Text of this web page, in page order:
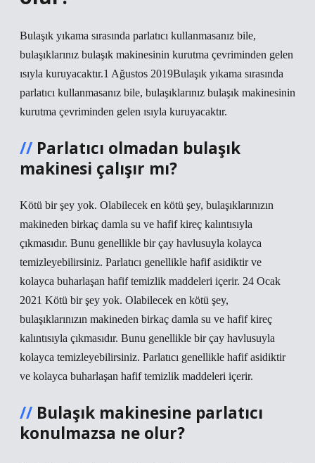
Bulaşık yıkama sırasında parlatıcı kullanmasanız bile,
bulaşıklarınız bulaşık makinesinin kurutma çevriminden gelen
ısıyla kuruyacaktır.1 Ağustos 2019Bulaşık yıkama sırasında
parlatıcı kullanmasanız bile, bulaşıklarınız bulaşık makinesinin
kurutma çevriminden gelen ısıyla kuruyacaktır.
Parlatıcı olmadan bulaşık
makinesi çalışır mı?
Kötü bir şey yok. Olabilecek en kötü şey, bulaşıklarınızın
makineden birkaç damla su ve hafif kireç kalıntısıyla
çıkmasıdır. Bunu genellikle bir çay havlusuyla kolayca
temizleyebilirsiniz. Parlatıcı genellikle hafif asidiktir ve
kolayca buharlaşan hafif temizlik maddeleri içerir. 24 Ocak
2021 Kötü bir şey yok. Olabilecek en kötü şey,
bulaşıklarınızın makineden birkaç damla su ve hafif kireç
kalıntısıyla çıkmasıdır. Bunu genellikle bir çay havlusuyla
kolayca temizleyebilirsiniz. Parlatıcı genellikle hafif asidiktir
ve kolayca buharlaşan hafif temizlik maddeleri içerir.
Bulaşık makinesine parlatıcı
konulmazsa ne olur?